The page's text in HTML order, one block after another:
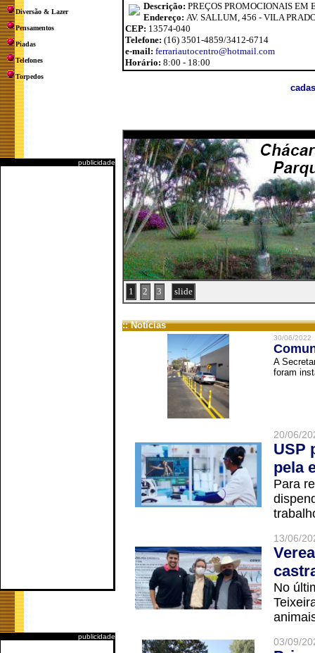
Diversão & Lazer
Pensamentos
Piadas
Telefones
Torpedos
publicidade
publicidade
Descrição: PREÇOS PROMOCIONAIS EM
Endereço: AV. SALLUM, 456 - VILA
CEP: 13574-040
Telefone: (16) 3501-4859/3412-6714
e-mail: ferrariautocentro@hotmail.com
Horário: 8:00 - 18:00
1 2 3 slide
:: Notícias
30/06/2022
A
foram
20/06/
USP
pela
Para
13/06/
No
03/09/